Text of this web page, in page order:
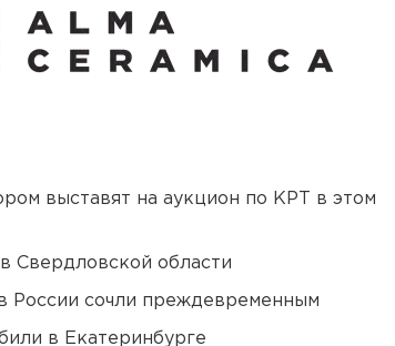
выставят на аукцион по КРТ в этом
Свердловской области
России сочли преждевременным
в Екатеринбурге